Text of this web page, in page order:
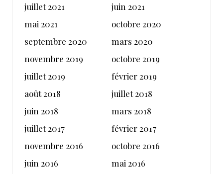
juillet 2021
juin 2021
mai 2021
octobre 2020
septembre 2020
mars 2020
novembre 2019
octobre 2019
juillet 2019
février 2019
août 2018
juillet 2018
juin 2018
mars 2018
juillet 2017
février 2017
novembre 2016
octobre 2016
juin 2016
mai 2016